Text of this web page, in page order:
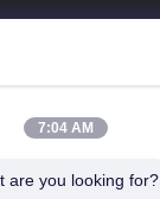
7:04 AM
are you looking for?